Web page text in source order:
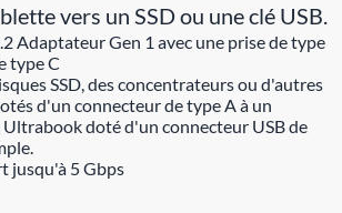
vers un SSD ou une clé USB.
Adaptateur Gen 1 avec une prise de type
type C
SSD, des concentrateurs ou d'autres
d'un connecteur de type A à un
doté d'un connecteur USB de
jusqu'à 5 Gbps